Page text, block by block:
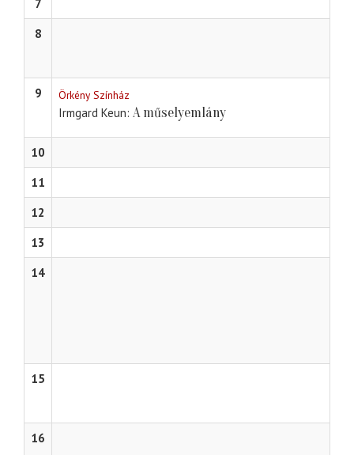
7
8
9 Örkény Színház
Irmgard Keun A műselyemlány
10
11
12
13
14
15
16